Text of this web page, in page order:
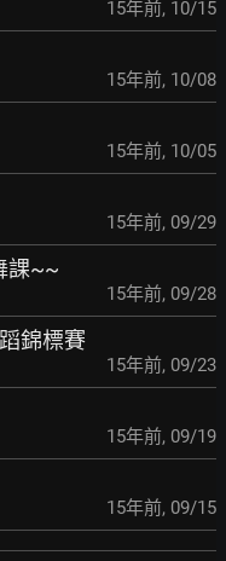
15年前, 10/15
15年前, 10/08
15年前, 10/05
15年前, 09/29
課~~
15年前, 09/28
錦標賽
15年前, 09/23
15年前, 09/19
15年前, 09/15